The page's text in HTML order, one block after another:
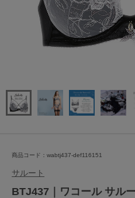
商品コード：wabtj437-def116151
サルート
BTJ437｜ワコール サル